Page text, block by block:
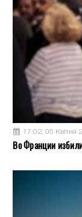
17:02, 05 Квітня
Во Франции